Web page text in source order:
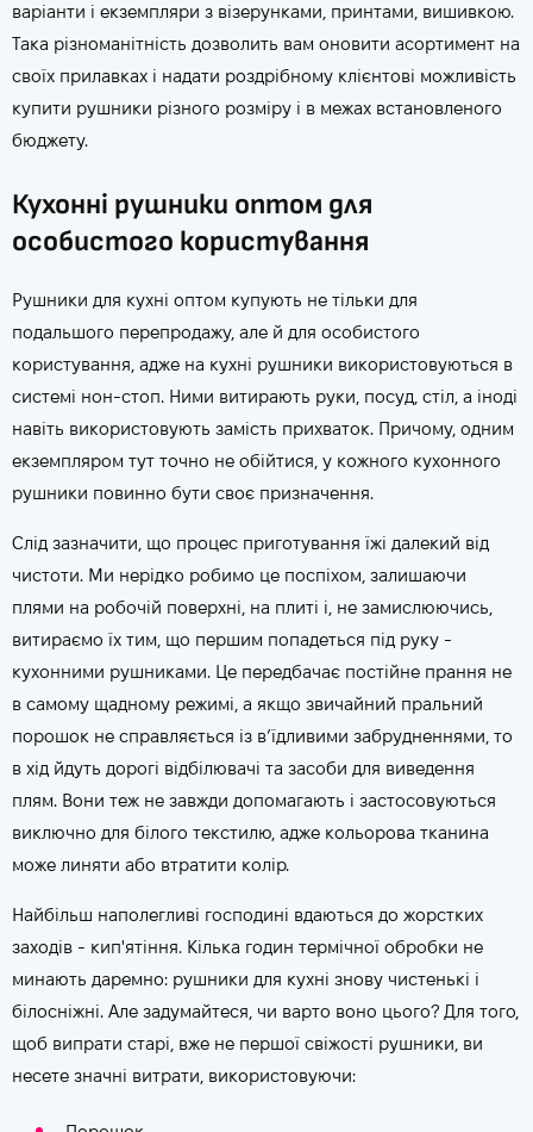
варіанти і екземпляри з візерунками, принтами, вишивкою.
Така різноманітність дозволить вам оновити асортимент на
своїх прилавках і надати роздрібному клієнтові можливість
купити рушники різного розміру і в межах встановленого
бюджету.
Кухонні рушники оптом для
особистого користування
Рушники для кухні оптом купують не тільки для
подальшого перепродажу, але й для особистого
користування, адже на кухні рушники використовуються в
системі нон-стоп. Ними витирають руки, посуд, стіл, а іноді
навіть використовують замість прихваток. Причому, одним
екземпляром тут точно не обійтися, у кожного кухонного
рушники повинно бути своє призначення.
Слід зазначити, що процес приготування їжі далекий від
чистоти. Ми нерідко робимо це поспіхом, залишаючи
плями на робочій поверхні, на плиті і, не замислюючись,
витираємо їх тим, що першим попадеться під руку -
кухонними рушниками. Це передбачає постійне прання не
в самому щадному режимі, а якщо звичайний пральний
порошок не справляється із в’їдливими забрудненнями, то
в хід йдуть дорогі відбілювачі та засоби для виведення
плям. Вони теж не завжди допомагають і застосовуються
виключно для білого текстилю, адже кольорова тканина
може линяти або втратити колір.
Найбільш наполегливі господині вдаються до жорстких
заходів - кип'ятіння. Кілька годин термічної обробки не
минають даремно: рушники для кухні знову чистенькі і
білосніжні. Але задумайтеся, чи варто воно цього? Для того,
щоб випрати старі, вже не першої свіжості рушники, ви
несете значні витрати, використовуючи: